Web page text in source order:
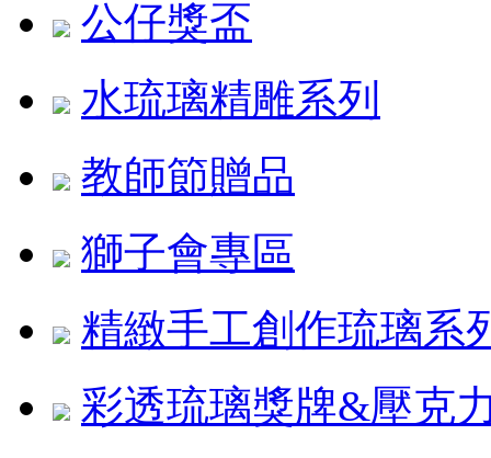
公仔獎盃
水琉璃精雕系列
教師節贈品
獅子會專區
精緻手工創作琉璃系
彩透琉璃獎牌&壓克